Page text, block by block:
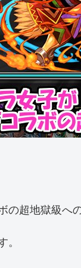
の超地獄級へ
。